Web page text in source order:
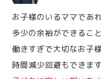
お子様のいるママであ
多少の余裕ができるこ
働きすぎで大切なお子
時間減少回避もできます